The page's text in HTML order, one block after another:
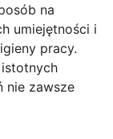
na
umiejętności i
pracy.
nie zawsze